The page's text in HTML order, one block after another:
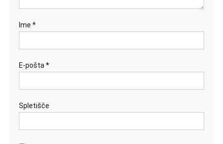
Ime *
E-pošta *
Spletišče